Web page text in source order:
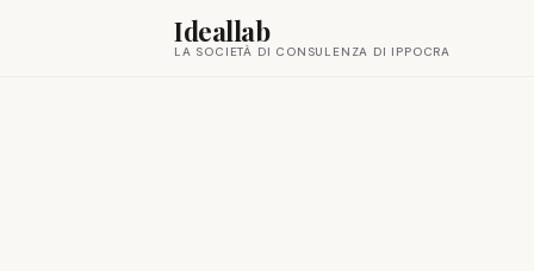
Ideallab
LA SOCIETÀ DI CONSULENZA DI IPPOCRA